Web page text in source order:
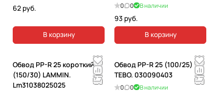
62 руб.
В корзину
0 0 В наличии
93 руб.
В корзину
Обвод PP-R 25 короткий
(150/30) LAMMIN.
Lm31038025025
Обвод PP-R 25 (100/25)
TEBO. 030090403
0 0 В наличии